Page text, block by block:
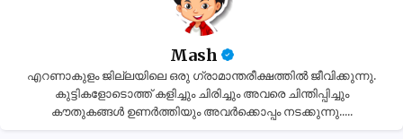
Mash
എറണാകുളം ജില്ലയിലെ ഒരു ഗ്രാമാന്തരീക്ഷത്തിൽ ജീവിക്കുന്നു.
കുട്ടികളോടൊത്ത് കളിച്ചും ചിരിച്ചും അവരെ ചിന്തിപ്പിച്ചും
കൗതുകങ്ങൾ ഉണർത്തിയും അവർക്കൊപ്പം നടക്കുന്നു.....